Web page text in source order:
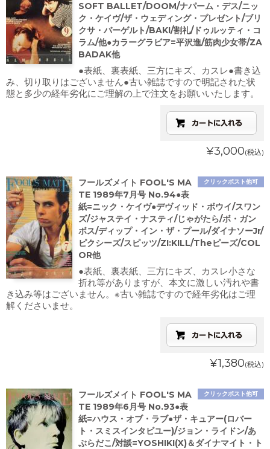
SOFT BALLET/DOOM/ナパーム・デス/ニッ
ク・ケイヴ/ザ・ウェディング・プレゼント/ブリ
クサ・バーゲルト/BAKI/割礼/ドゥルッティ・コ
ラム/他●カラーグラビア=平沢進/筋肉少女帯/ZA
BADAK他
●表紙、裏表紙、三方にキズ、カスレ●書き込
み、切り取りはございません●古い雑誌ですので明記された状
態と多少の経年劣化にご理解の上で注文をお願いいたします。
¥3,000(税込)
クリックポスト他可
フールズメイト FOOL'S MA
TE 1989年7月号 No.94●表
紙=ニック・ケイヴ●デヴィッド・ボウイ/スワン
ズ/ジャステイ・ナスティ/じゃがたら/ボ・ガン
ボス/ディップ・イン・ザ・プール/ダイナソーJr/
ピクシーズ/スピッツ/ZI:KILL/Theピーズ/COL
OR他
●表紙、裏表紙、三方にキズ、カスレ小さな
折れ等がありますが、本文に激しい汚れや書
き込み等はございません。※古い雑誌ですので経年劣化はご理
解くださいませ。
¥1,380(税込)
クリックポスト他可
フールズメイト FOOL'S MA
TE 1989年6月号 No.93●表
紙=ハウス・オブ・ラブ●ザ・キュアー(ロバー
ト・スミスインタビユー)/ジョン・ライドン/あ
ぶらだこ/対談=YOSHIKI(X)＆ダイナマイト・ト